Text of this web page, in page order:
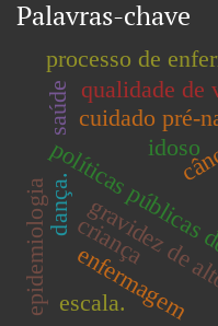
Palavras-chave
políticasgravidez
cuidado pré-
criança
enfermagem
qualidade de
processo de
idoso
dança.
epidemiologia escala.
saúde